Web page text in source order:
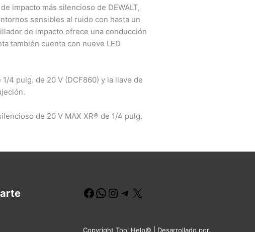
impacto más silencioso de DEWALT,
sensibles al ruido con hasta un
de impacto ofrece una conducción
también cuenta con nueve LED
4 pulg. de 20 V (DCF860) y la llave de
de 20 V MAX XR® de 1/4 pulg.
Facebook
WhatsApp
Instagram
Telegram
Copyright Tool Help© | Desarrollado por